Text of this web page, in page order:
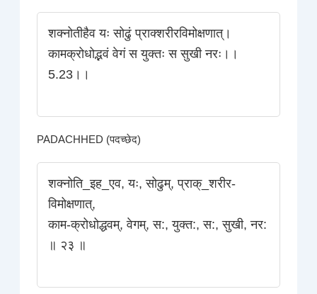
शक्नोतीहैव यः सोढुं प्राक्शरीरविमोक्षणात्।
कामक्रोधोद्भवं वेगं स युक्तः स सुखी नरः।।
5.23।।
PADACHHED (पदच्छेद)
शक्‍नोति_इह_एव, यः, सोढुम्‌, प्राक्_शरीर-
विमोक्षणात्‌,
काम-क्रोधोद्धवम्‌, वेगम्, स:, युक्त:, स:, सुखी, नर:
॥ २३ ॥